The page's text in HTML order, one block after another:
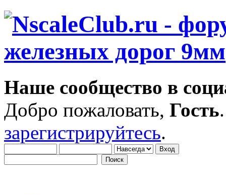
Наше сообщество в
Добро пожаловать, Гость
зарегистрируйтесь.